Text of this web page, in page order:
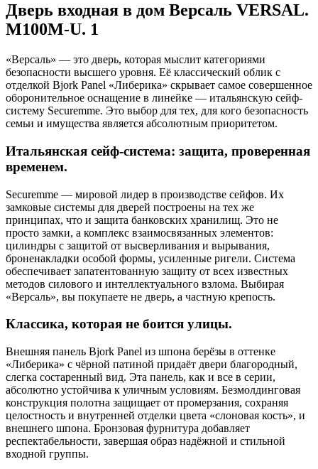
Дверь входная в дом Версаль VERSAL.
M100M-U. 1
«Версаль» — это дверь, которая мыслит категориями
безопасности высшего уровня. Её классический облик с
отделкой Bjork Panel «Либерика» скрывает самое совершенное
оборонительное оснащение в линейке — итальянскую сейф-
систему Securemme. Это выбор для тех, для кого безопасность
семьи и имущества является абсолютным приоритетом.
Итальянская сейф-система: защита, проверенная
временем.
Securemme — мировой лидер в производстве сейфов. Их
замковые системы для дверей построены на тех же
принципах, что и защита банковских хранилищ. Это не
просто замки, а комплекс взаимосвязанных элементов:
цилиндры с защитой от высверливания и вырывания,
броненакладки особой формы, усиленные ригели. Система
обеспечивает запатентованную защиту от всех известных
методов силового и интеллектуального взлома. Выбирая
«Версаль», вы покупаете не дверь, а частную крепость.
Классика, которая не боится улицы.
Внешняя панель Bjork Panel из шпона берёзы в оттенке
«Либерика» с чёрной патиной придаёт двери благородный,
слегка состаренный вид. Эта панель, как и все в серии,
абсолютно устойчива к уличным условиям. Безмолдинговая
конструкция полотна защищает от промерзания, сохраняя
целостность и внутренней отделки цвета «слоновая кость», и
внешнего шпона. Бронзовая фурнитура добавляет
респектабельности, завершая образ надёжной и стильной
входной группы.